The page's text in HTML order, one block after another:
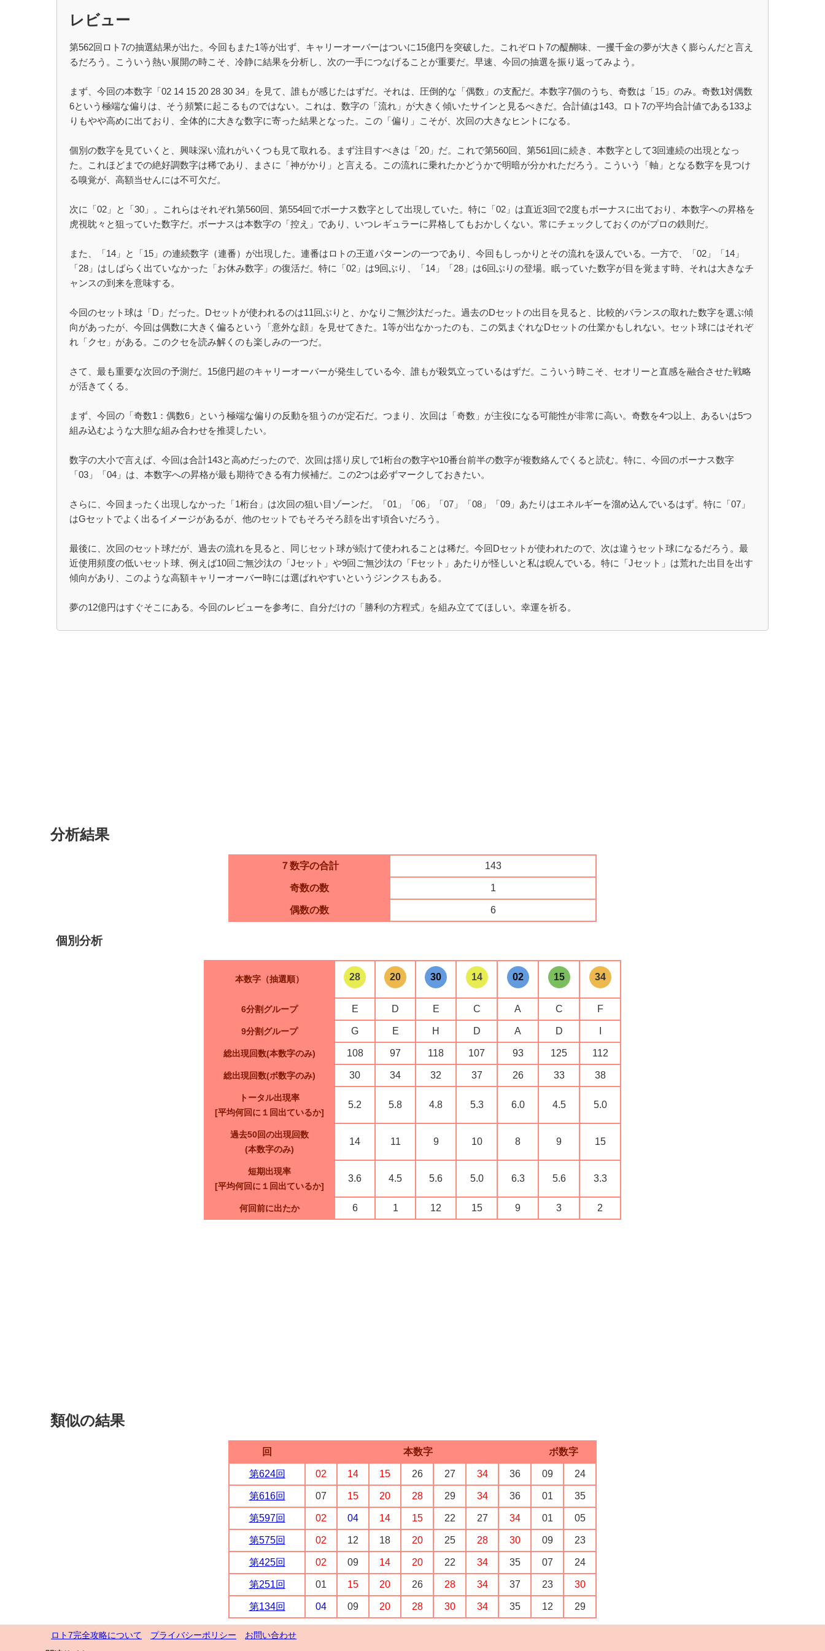
レビュー
第562回ロト7の抽選結果が出た。今回もまた1等が出ず、キャリーオーバーはついに15億円を突破した。これぞロト7の醍醐味、一攫千金の夢が大きく膨らんだと言え
るだろう。こういう熱い展開の時こそ、冷静に結果を分析し、次の一手につなげることが重要だ。早速、今回の抽選を振り返ってみよう。
まず、今回の本数字「02 14 15 20 28 30 34」を見て、誰もが感じたはずだ。それは、圧倒的な「偶数」の支配だ。本数字7個のうち、奇数は「15」のみ。奇数1対偶数
6という極端な偏りは、そう頻繁に起こるものではない。これは、数字の「流れ」が大きく傾いたサインと見るべきだ。合計値は143。ロト7の平均合計値である133よ
りもやや高めに出ており、全体的に大きな数字に寄った結果となった。この「偏り」こそが、次回の大きなヒントになる。
個別の数字を見ていくと、興味深い流れがいくつも見て取れる。まず注目すべきは「20」だ。これで第560回、第561回に続き、本数字として3回連続の出現となっ
た。これほどまでの絶好調数字は稀であり、まさに「神がかり」と言える。この流れに乗れたかどうかで明暗が分かれただろう。こういう「軸」となる数字を見つけ
る嗅覚が、高額当せんには不可欠だ。
次に「02」と「30」。これらはそれぞれ第560回、第554回でボーナス数字として出現していた。特に「02」は直近3回で2度もボーナスに出ており、本数字への昇格を
虎視眈々と狙っていた数字だ。ボーナスは本数字の「控え」であり、いつレギュラーに昇格してもおかしくない。常にチェックしておくのがプロの鉄則だ。
また、「14」と「15」の連続数字（連番）が出現した。連番はロトの王道パターンの一つであり、今回もしっかりとその流れを汲んでいる。一方で、「02」「14」
「28」はしばらく出ていなかった「お休み数字」の復活だ。特に「02」は9回ぶり、「14」「28」は6回ぶりの登場。眠っていた数字が目を覚ます時、それは大きなチ
ャンスの到来を意味する。
今回のセット球は「D」だった。Dセットが使われるのは11回ぶりと、かなりご無沙汰だった。過去のDセットの出目を見ると、比較的バランスの取れた数字を選ぶ傾
向があったが、今回は偶数に大きく偏るという「意外な顔」を見せてきた。1等が出なかったのも、この気まぐれなDセットの仕業かもしれない。セット球にはそれぞ
れ「クセ」がある。このクセを読み解くのも楽しみの一つだ。
さて、最も重要な次回の予測だ。15億円超のキャリーオーバーが発生している今、誰もが殺気立っているはずだ。こういう時こそ、セオリーと直感を融合させた戦略
が活きてくる。
まず、今回の「奇数1：偶数6」という極端な偏りの反動を狙うのが定石だ。つまり、次回は「奇数」が主役になる可能性が非常に高い。奇数を4つ以上、あるいは5つ
組み込むような大胆な組み合わせを推奨したい。
数字の大小で言えば、今回は合計143と高めだったので、次回は揺り戻しで1桁台の数字や10番台前半の数字が複数絡んでくると読む。特に、今回のボーナス数字
「03」「04」は、本数字への昇格が最も期待できる有力候補だ。この2つは必ずマークしておきたい。
さらに、今回まったく出現しなかった「1桁台」は次回の狙い目ゾーンだ。「01」「06」「07」「08」「09」あたりはエネルギーを溜め込んでいるはず。特に「07」
はGセットでよく出るイメージがあるが、他のセットでもそろそろ顔を出す頃合いだろう。
最後に、次回のセット球だが、過去の流れを見ると、同じセット球が続けて使われることは稀だ。今回Dセットが使われたので、次は違うセット球になるだろう。最
近使用頻度の低いセット球、例えば10回ご無沙汰の「Jセット」や9回ご無沙汰の「Fセット」あたりが怪しいと私は睨んでいる。特に「Jセット」は荒れた出目を出す
傾向があり、このような高額キャリーオーバー時には選ばれやすいというジンクスもある。
夢の12億円はすぐそこにある。今回のレビューを参考に、自分だけの「勝利の方程式」を組み立ててほしい。幸運を祈る。
分析結果
７数字の合計 143
奇数の数 1
偶数の数 6
個別分析
本数字（抽選順） 28 20 30 14 02 15 34
6分割グループ E D E C A C F
9分割グループ G E H D A D
総出現回数(本数字のみ) 108 97 118 107 93 125 112
総出現回数(ボ数字のみ) 30 34 32 37 26 33 38
トータル出現率
[平均何回に１回出ているか]
5.2 5.8 4.8 5.3 6.0 4.5 5.0
過去50回の出現回数
(本数字のみ)
14 11 9 10 8 9 15
短期出現率
[平均何回に１回出ているか]
3.6 4.5 5.6 5.0 6.3 5.6 3.3
何回前に出たか 6 1 12 15 9 3 2
類似の結果
回 本数字 ボ数字
第624回 02 14 15 26 27 34 36 09 24
第616回 07 15 20 28 29 34 36 01 35
第597回 02 04 14 15 22 27 34 01 05
第575回 02 12 18 20 25 28 30 09 23
第425回 02 09 14 20 22 34 35 07 24
第251回 01 15 20 26 28 34 37 23 30
第134回 04 09 20 28 30 34 35 12 29
ロト7完全攻略について プライバシーポリシー
お問い合わせ